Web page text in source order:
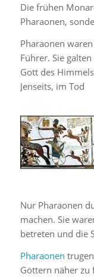
Die frühen
Pharaonen,
Pharaonen
Führer. Sie
Gott des
Jenseits, im Tod
Nur Pharaonen
machen. Sie
betreten und die
Pharaonen
Göttern näher zu